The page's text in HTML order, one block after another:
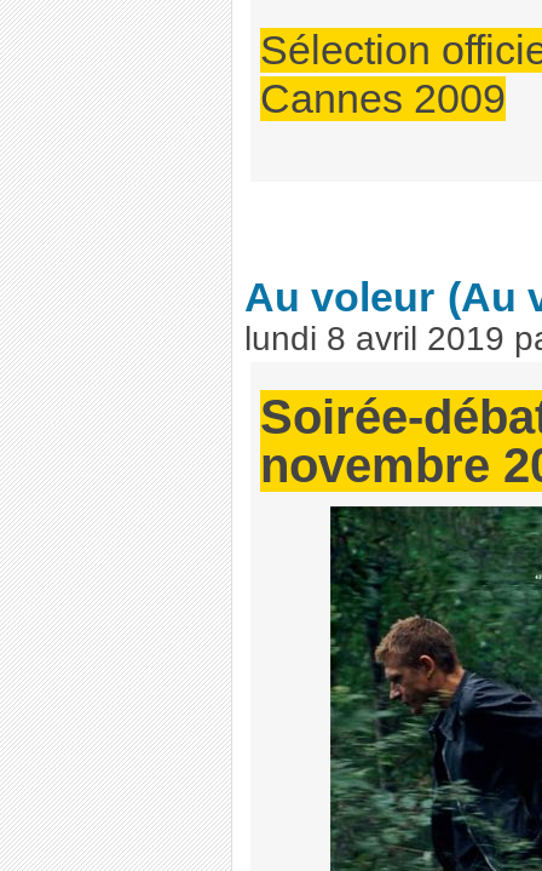
Sélection
Cannes 2009
Au voleur (Au
lundi 8 avril 2019
Soirée-
novembre